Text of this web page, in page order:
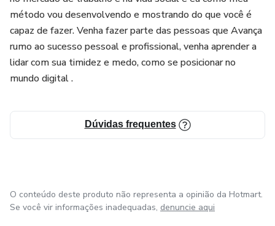
método vou desenvolvendo e mostrando do que você é
capaz de fazer. Venha fazer parte das pessoas que Avança
rumo ao sucesso pessoal e profissional, venha aprender a
lidar com sua timidez e medo, como se posicionar no
mundo digital .
Dúvidas frequentes
O conteúdo deste produto não representa a opinião da Hotmart.
Se você vir informações inadequadas, denuncie aqui